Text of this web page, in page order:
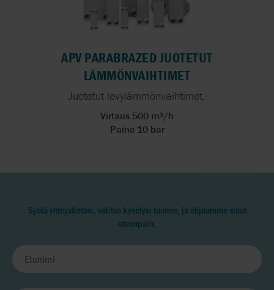
APV PARABRAZED JUOTETUT
LÄMMÖNVAIHTIMET
Juotetut levylämmönvaihtimet.
Virtaus 500 m³/h
Paine 10 bar
Syötä yhteystietosi, valitse kyselysi luonne, ja ohjaamme sinut
eteenpäin.